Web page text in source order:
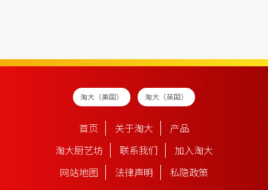
淘大（美国） 淘大（英国）
首页 关于淘大 产品
淘大厨艺坊 联系我们 加入淘大
网站地图 法律声明 私隐政策